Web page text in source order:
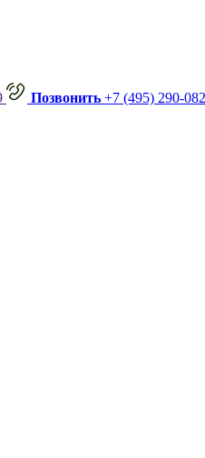
Позвонить +7 (495) 290-